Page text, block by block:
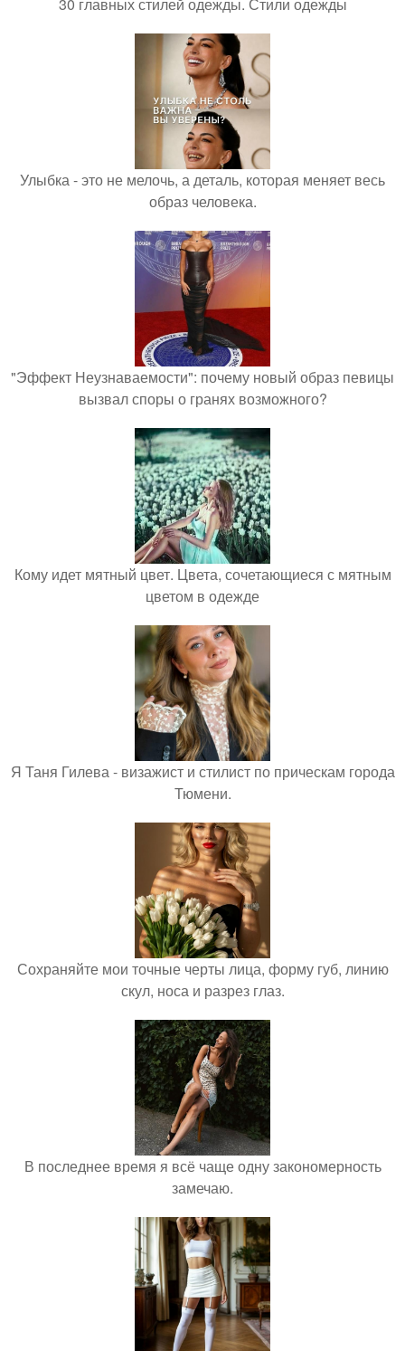
Улыбка - это не мелочь, а деталь, которая меняет весь
образ человека.
"Эффект Неузнаваемости": почему новый образ певицы
вызвал споры о гранях возможного?
Кому идет мятный цвет. Цвета, сочетающиеся с мятным
цветом в одежде
Я Таня Гилева - визажист и стилист по прическам города
Тюмени.
Сохраняйте мои точные черты лица, форму губ, линию
скул, носа и разрез глаз.
В последнее время я всё чаще одну закономерность
замечаю.